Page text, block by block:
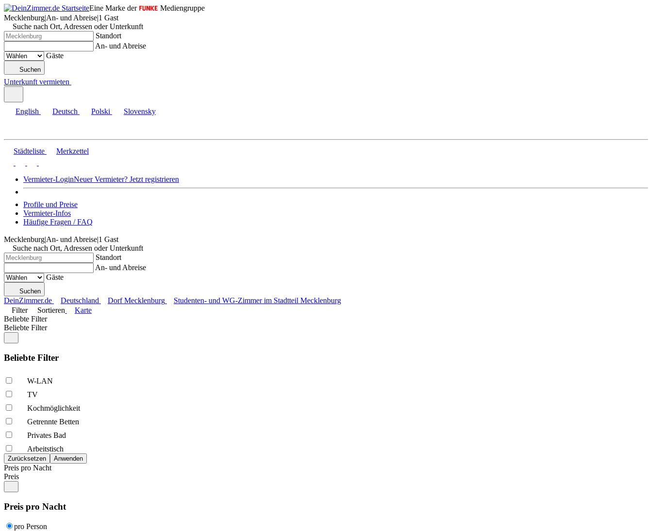
Eine Marke der
Mediengruppe
Mecklenburg|An- und Abreise|1 Gast
Suche nach Ort, Adressen oder Unterkunft
Standort
An- und Abreise
Gäste
Suchen
Unterkunft vermieten
English Deutsch Polski Slovensky
Städteliste Merkzettel
Vermieter-LoginNeuer Vermieter? Jetzt registrieren
Profile und Preise
Vermieter-Infos
Häufige Fragen / FAQ
Mecklenburg|An- und Abreise|1 Gast
Suche nach Ort, Adressen oder Unterkunft
Standort
An- und Abreise
Gäste
Suchen
DeinZimmer.de Deutschland Dorf Mecklenburg
Studenten- und WG-Zimmer im Stadtteil Mecklenburg
Filter
Sortieren
Karte
Beliebte Filter
Beliebte Filter
Beliebte Filter
W-LAN
TV
Kochmöglich­keit
Getrennte Betten
Privates Bad
Arbeitstisch
Preis pro Nacht
Preis
Preis pro Nacht
pro Person